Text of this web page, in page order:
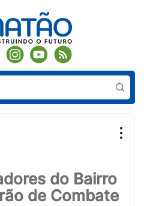
do Bairro
de Combate